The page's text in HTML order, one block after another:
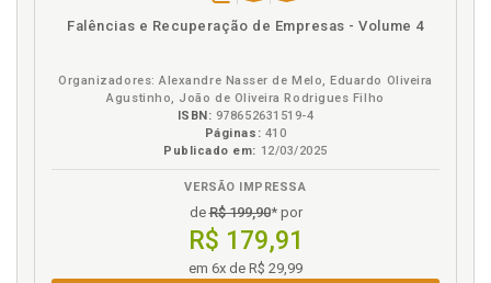
em
Falências e Recuperação de Empresas - Volume 4
Organizadores: Alexandre Nasser de Melo, Eduardo Oliveira
Agustinho, João de Oliveira Rodrigues Filho
ISBN: 978652631519-4
Páginas: 410
Publicado em: 12/03/2025
VERSÃO IMPRESSA
deR$ 199,90* por
R$ 179,91
em 6x de R$ 29,99